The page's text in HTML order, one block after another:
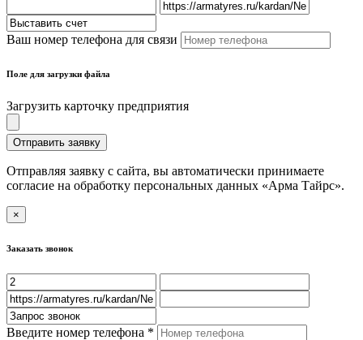
Ваш номер телефона для связи
Поле для загрузки файла
Загрузить карточку предприятия
Отправить заявку
Отправляя заявку с сайта, вы автоматически принимаете
согласие на обработку персональных данных «Арма Тайрс».
×
Заказать звонок
Введите номер телефона *